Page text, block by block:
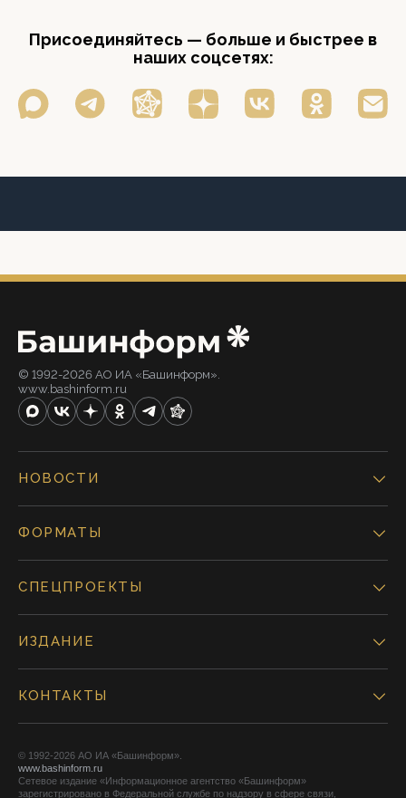
Присоединяйтесь — больше и быстрее в
наших соцсетях:
© 1992-2026 АО ИА «Башинформ».
www.bashinform.ru
НОВОСТИ
ФОРМАТЫ
СПЕЦПРОЕКТЫ
ИЗДАНИЕ
КОНТАКТЫ
© 1992-2026 АО ИА «Башинформ».
www.bashinform.ru
Сетевое издание «Информационное агентство «Башинформ»
зарегистрировано в Федеральной службе по надзору в сфере связи,